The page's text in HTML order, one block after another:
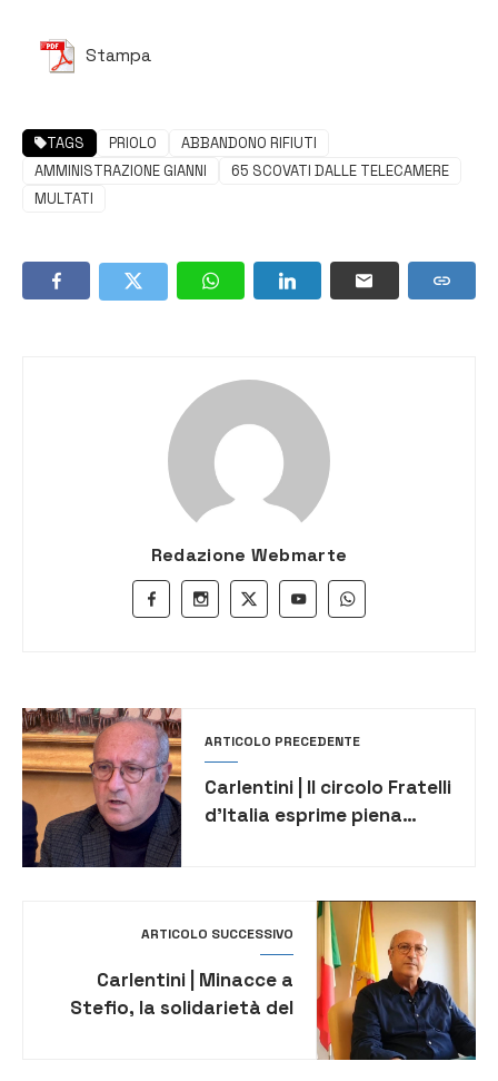
Stampa
TAGS PRIOLO
ABBANDONO RIFIUTI
AMMINISTRAZIONE GIANNI
65 SCOVATI DALLE TELECAMERE
MULTATI
Redazione Webmarte
ARTICOLO PRECEDENTE
Carlentini | Il circolo Fratelli
d’Italia esprime piena
ARTICOLO SUCCESSIVO
Carlentini | Minacce a
Stefio, la solidarietà del